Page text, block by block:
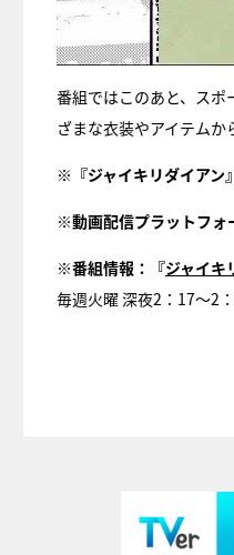
番組ではこのあと、ス
ざまな衣装やアイテム
※『ジャイキリダイアン
※動画配信プラットフォ
※番組情報：『ジャイキ
毎週火曜 深夜2：17～2